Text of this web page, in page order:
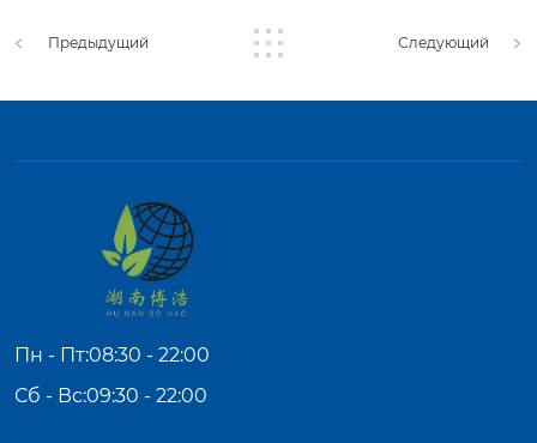
Предыдущий Следующий
Пн - Пт:08:30 - 22:00
Сб - Вс:09:30 - 22:00